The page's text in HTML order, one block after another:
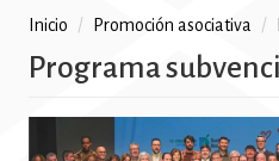
Ruta
de
navegación
Inicio / Promoción asociativa /
Programa